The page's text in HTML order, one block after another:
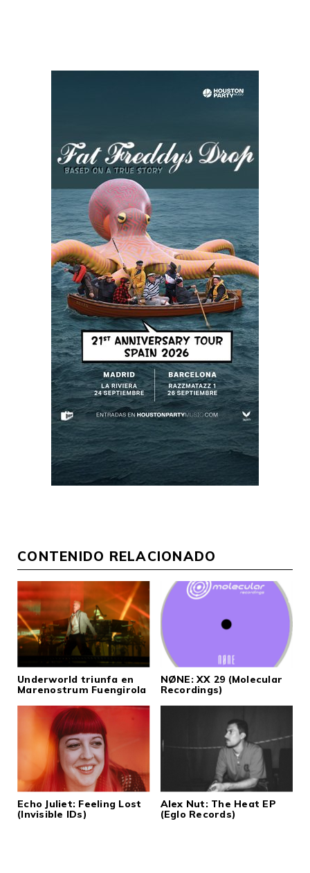
CONTENIDO RELACIONADO
Underworld triunfa en
Marenostrum Fuengirola
NØNE: XX 29 (Molecular
Recordings)
Echo Juliet: Feeling Lost
(Invisible IDs)
Alex Nut: The Heat EP
(Eglo Records)